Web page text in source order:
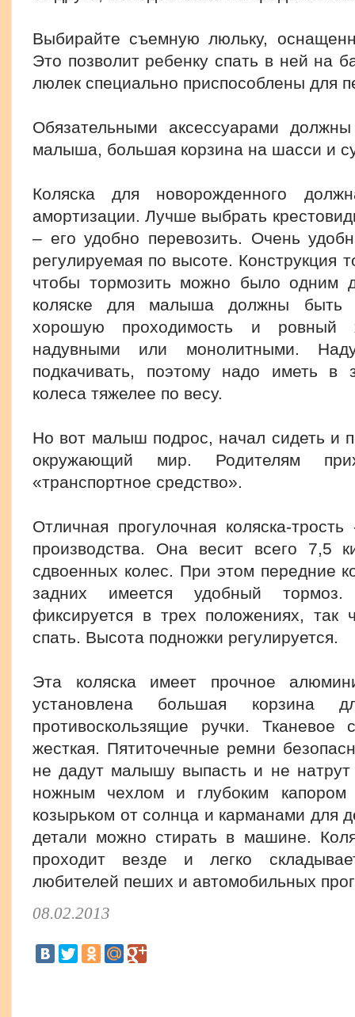
Выбирайте съемную люльку,
Это позволит ребенку спать в ней на
люлек специально приспособлены для
Обязательными аксессуарами
малыша, большая корзина на шасси и
Коляска для новорожденного
амортизации. Лучше выбрать
– его удобно перевозить. Очень
регулируемая по высоте. Конструкция
чтобы тормозить можно было одним
коляске для малыша должны быть
хорошую проходимость и ровный
надувными или монолитными.
подкачивать, поэтому надо иметь в
колеса тяжелее по весу.
Но вот малыш подрос, начал сидеть и
окружающий мир. Родителям
«транспортное средство».
Отличная прогулочная коляска-
производства. Она весит всего 7,5
сдвоенных колес. При этом передние
задних имеется удобный
фиксируется в трех положениях,
спать. Высота подножки регулируется.
Эта коляска имеет прочное
установлена большая корзина
противоскользящие ручки. Тканевое
жесткая. Пятиточечные ремни
не дадут малышу выпасть и не натрут
ножным чехлом и глубоким
козырьком от солнца и карманами для
детали можно стирать в машине.
проходит везде и легко
любителей пеших и автомобильных
08.02.2013